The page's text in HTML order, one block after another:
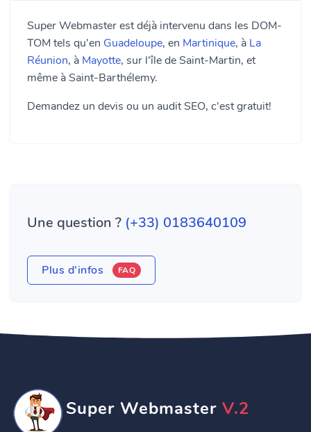
Super Webmaster est déjà intervenu dans les DOM-
TOM tels qu'en Guadeloupe, en Martinique, à La
Réunion, à Mayotte, sur l'île de Saint-Martin, et
même à Saint-Barthélemy.
Demandez un devis ou un audit SEO, c'est gratuit!
Une question ? (+33) 0183640109
Plus d'infos FAQ
Super Webmaster V.2